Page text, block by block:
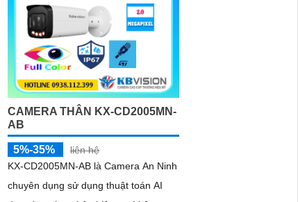
CAMERA THÂN KX-CD2005MN-
AB
5%-35%
liên hệ
KX-CD2005MN-AB là Camera An Ninh
chuyên dụng sử dụng thuật toán AI